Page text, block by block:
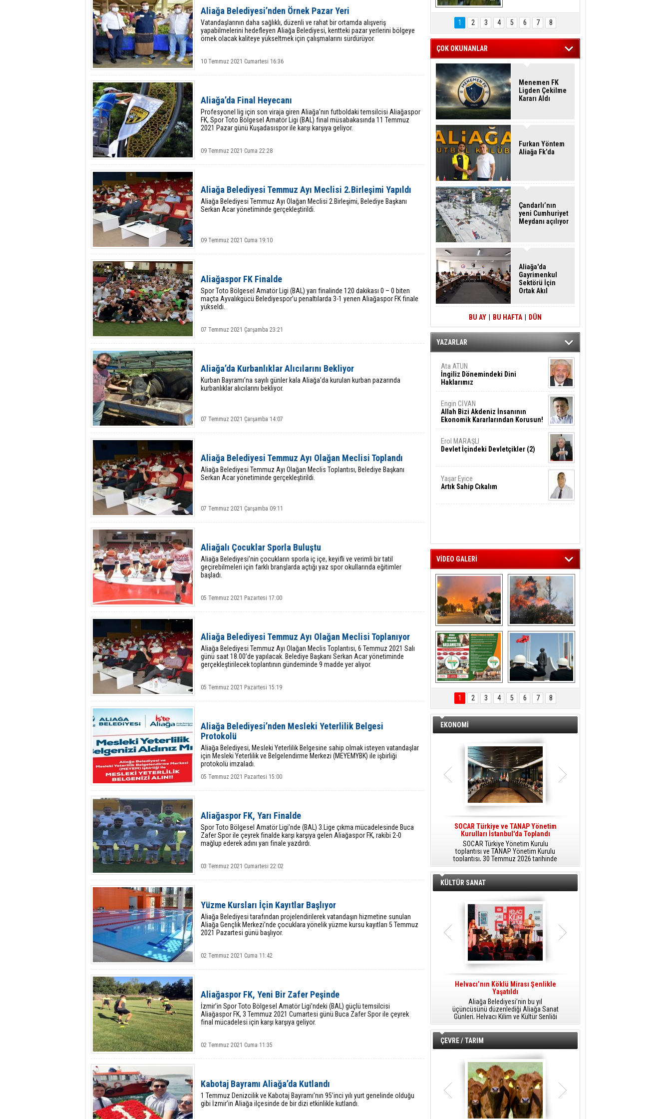
Aliağa Belediyesi’nden Örnek Pazar Yeri
Vatandaşlarının daha sağlıklı, düzenli ve rahat bir ortamda alışveriş
yapabilmelerini hedefleyen Aliağa Belediyesi, kentteki pazar yerlerini bölgeye
örnek olacak kaliteye yükseltmek için çalışmalarını sürdürüyor.
10 Temmuz 2021 Cumartesi 16:36
Aliağa’da Final Heyecanı
Profesyonel lig için son viraja giren Aliağa’nın futboldaki temsilcisi Aliağaspor
FK, Spor Toto Bölgesel Amatör Ligi (BAL) final müsabakasında 11 Temmuz
2021 Pazar günü Kuşadasıspor ile karşı karşıya geliyor.
09 Temmuz 2021 Cuma 22:28
Aliağa Belediyesi Temmuz Ayı Meclisi 2.Birleşimi Yapıldı
Aliağa Belediyesi Temmuz Ayı Olağan Meclisi 2.Birleşimi, Belediye Başkanı
Serkan Acar yönetiminde gerçekleştirildi.
09 Temmuz 2021 Cuma 19:10
Aliağaspor FK Finalde
Spor Toto Bölgesel Amatör Ligi (BAL) yarı finalinde 120 dakikası 0 – 0 biten
maçta Ayvalıkgücü Belediyespor’u penaltılarda 3-1 yenen Aliağaspor FK finale
yükseldi.
07 Temmuz 2021 Çarşamba 23:21
Aliağa’da Kurbanlıklar Alıcılarını Bekliyor
Kurban Bayramı’na sayılı günler kala Aliağa’da kurulan kurban pazarında
kurbanlıklar alıcılarını bekliyor.
07 Temmuz 2021 Çarşamba 14:07
Aliağa Belediyesi Temmuz Ayı Olağan Meclisi Toplandı
Aliağa Belediyesi Temmuz Ayı Olağan Meclis Toplantısı, Belediye Başkanı
Serkan Acar yönetiminde gerçekleştirildi.
07 Temmuz 2021 Çarşamba 09:11
Aliağalı Çocuklar Sporla Buluştu
Aliağa Belediyesi’nin çocukların sporla iç içe, keyifli ve verimli bir tatil
geçirebilmeleri için farklı branşlarda açtığı yaz spor okullarında eğitimler
başladı.
05 Temmuz 2021 Pazartesi 17:00
Aliağa Belediyesi Temmuz Ayı Olağan Meclisi Toplanıyor
Aliağa Belediyesi Temmuz Ayı Olağan Meclis Toplantısı, 6 Temmuz 2021 Salı
günü saat 18.00’de yapılacak. Belediye Başkanı Serkan Acar yönetiminde
gerçekleştirilecek toplantının gündeminde 9 madde yer alıyor.
05 Temmuz 2021 Pazartesi 15:19
Aliağa Belediyesi’nden Mesleki Yeterlilik Belgesi
Protokolü
Aliağa Belediyesi, Mesleki Yeterlilik Belgesine sahip olmak isteyen vatandaşlar
için Mesleki Yeterlilik ve Belgelendirme Merkezi (MEYEMYBK) ile işbirliği
protokolü imzaladı.
05 Temmuz 2021 Pazartesi 15:00
Aliağaspor FK, Yarı Finalde
Spor Toto Bölgesel Amatör Ligi’nde (BAL) 3.Lige çıkma mücadelesinde Buca
Zafer Spor ile çeyrek finalde karşı karşıya gelen Aliağaspor FK, rakibi 2-0
mağlup ederek adını yarı finale yazdırdı.
03 Temmuz 2021 Cumartesi 22:02
Yüzme Kursları İçin Kayıtlar Başlıyor
Aliağa Belediyesi tarafından projelendirilerek vatandaşın hizmetine sunulan
Aliağa Gençlik Merkezi’nde çocuklara yönelik yüzme kursu kayıtları 5 Temmuz
2021 Pazartesi günü başlıyor.
02 Temmuz 2021 Cuma 11:42
Aliağaspor FK, Yeni Bir Zafer Peşinde
İzmir’in Spor Toto Bölgesel Amatör Ligi’ndeki (BAL) güçlü temsilcisi
Aliağaspor FK, 3 Temmuz 2021 Cumartesi günü Buca Zafer Spor ile çeyrek
final mücadelesi için karşı karşıya geliyor.
02 Temmuz 2021 Cuma 11:35
Kabotaj Bayramı Aliağa’da Kutlandı
1 Temmuz Denizcilik ve Kabotaj Bayramı’nın 95’inci yılı yurt genelinde olduğu
gibi İzmir’in Aliağa ilçesinde de bir dizi etkinlikle kutlandı.
Hasan Eser'in
Objektifinden
1 2 3 4 5 6 7 8
ÇOK OKUNANLAR
Menemen FK
Ligden Çekilme
Kararı Aldı
Furkan Yöntem
Aliağa Fk’da
Çandarlı’nın
yeni Cumhuriyet
Meydanı açılıyor
Aliağa'da
Gayrimenkul
Sektörü İçin
Ortak Akıl
BU AY BU HAFTA DÜN
YAZARLAR
Ata ATUN
İngiliz Dönemindeki Dini
Haklarımız
Engin CİVAN
Allah Bizi Akdeniz İnsanının
Ekonomik Kararlarından Korusun!
Erol MARAŞLI
Devlet İçindeki Devletçikler (2)
Yaşar Eyice
Artık Sahip Cıkalım
VİDEO GALERİ
Aliağa ‘da  otluk
alanda çıkan
yangın evlere
sıçramadan
söndürüldü
Aliağa'nın Ciğerleri
ÖNAL TARIM
TANITIM FİLMİ
Aliağa'da Polis
Haftası Kutlandı
1 2 3 4 5 6 7 8
EKONOMİ
SOCAR Türkiye ve TANAP Yönetim
Kurulları İstanbul'da Toplandı
SOCAR Türkiye Yönetim Kurulu
toplantısı ve TANAP Yönetim Kurulu
toplantısı, 30 Temmuz 2026 tarihinde
İstanbul’da gerçekleştirildi.
hidrojen teknolojileri alanında yenilikçi
projelere öncülük ediyor.
KÜLTÜR SANAT
Helvacı’nın Köklü Mirası Şenlikle
Yaşatıldı
Aliağa Belediyesi’nin bu yıl
üçüncüsünü düzenlediği Aliağa Sanat
Günleri, Helvacı Kilim ve Kültür Şenliği
ile Helvacı’da renkli bir güne sahne
oldu.
birbirinden renkli etkinliklerle devam
ÇEVRE / TARIM